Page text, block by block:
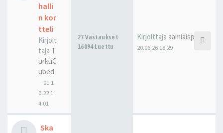
halli
n kor
tteli
Kirjoit
taja T
urkuC
ubed
- 01.1
0.22 1
4:01
27 Vastaukset
16094 Luettu
Kirjoittaja aamiaispulla
20.06.26 18:29
Ska